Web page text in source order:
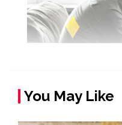
You May Like